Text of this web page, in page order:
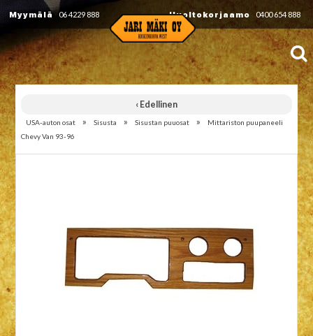
Myymälä 06 4229 888 Huoltokorjaamo 0400 654 888
‹ Edellinen
USA-auton osat » Sisusta » Sisustan puuosat »
Mittariston puupaneeli
Chevy Van 93-96